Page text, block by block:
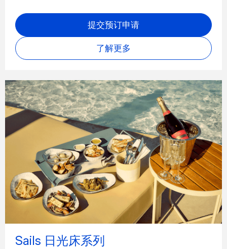
提交预订申请
了解更多
Sails 日光床系列